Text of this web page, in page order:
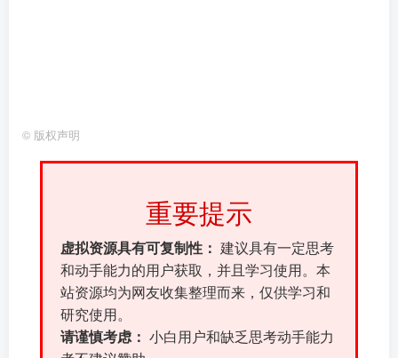
© 版权声明
重要提示
虚拟资源具有可复制性： 建议具有一定思考
和动手能力的用户获取，并且学习使用。本
站资源均为网友收集整理而来，仅供学习和
研究使用。
请谨慎考虑： 小白用户和缺乏思考动手能力